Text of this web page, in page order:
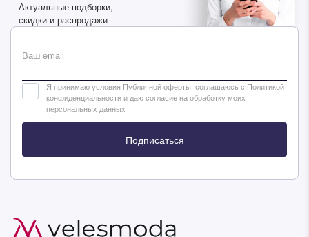
Актуальные подборки,
скидки и распродажи
Ваш email
Я принимаю условия Публичной оферты , соглашаюсь с Политикой
конфиденциальностии даю согласие на обработку моих
персональных данных
Подписаться